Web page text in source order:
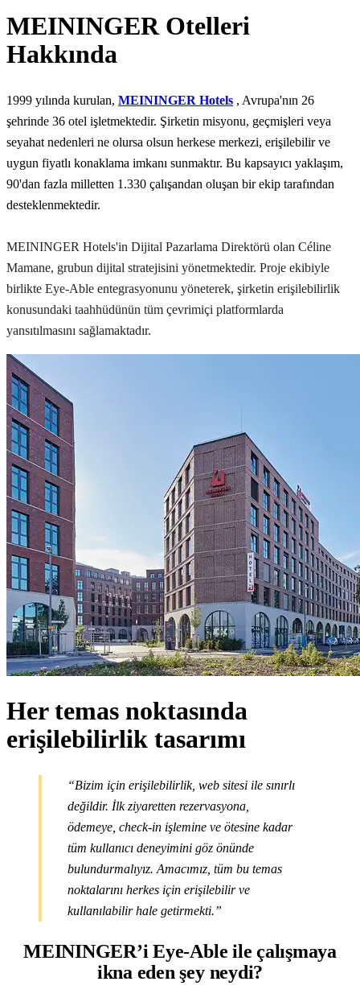
MEININGER Otelleri
Hakkında
1999 yılında kurulan, MEININGER Hotels , Avrupa'nın 26
şehrinde 36 otel işletmektedir. Şirketin misyonu, geçmişleri veya
seyahat nedenleri ne olursa olsun herkese merkezi, erişilebilir ve
uygun fiyatlı konaklama imkanı sunmaktır. Bu kapsayıcı yaklaşım,
90'dan fazla milletten 1.330 çalışandan oluşan bir ekip tarafından
desteklenmektedir.
MEININGER Hotels'in Dijital Pazarlama Direktörü olan Céline
Mamane, grubun dijital stratejisini yönetmektedir. Proje ekibiyle
birlikte Eye-Able entegrasyonunu yöneterek, şirketin erişilebilirlik
konusundaki taahhüdünün tüm çevrimiçi platformlarda
yansıtılmasını sağlamaktadır.
Her temas noktasında
erişilebilirlik tasarımı
“Bizim için erişilebilirlik, web sitesi ile sınırlı
değildir. İlk ziyaretten rezervasyona,
ödemeye, check-in işlemine ve ötesine kadar
tüm kullanıcı deneyimini göz önünde
bulundurmalıyız. Amacımız, tüm bu temas
noktalarını herkes için erişilebilir ve
kullanılabilir hale getirmekti.”
MEININGER’i Eye-Able ile çalışmaya
ikna eden şey neydi?